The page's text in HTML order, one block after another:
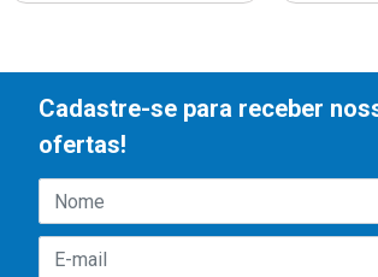
Cadastre-se para receber
ofertas!